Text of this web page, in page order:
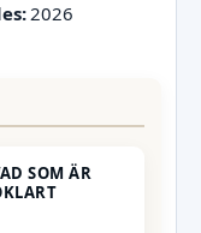
2026
SOM ÄR